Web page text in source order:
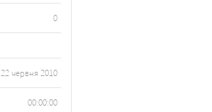
0
22 червня 2010
00:00:00